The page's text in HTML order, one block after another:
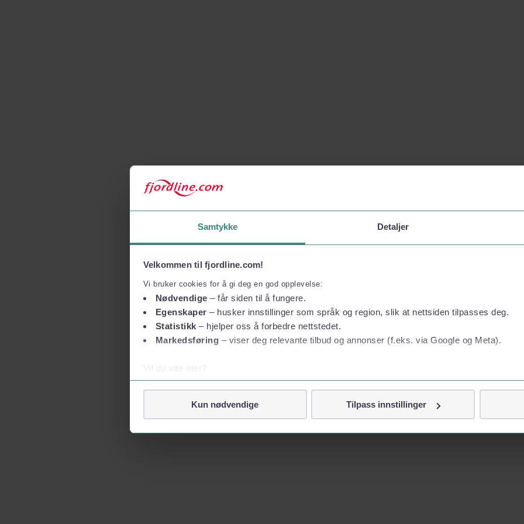
Samtykke Detaljer
Velkommen til fjordline.com!
Vi bruker cookies for å gi deg en god opplevelse:
Nødvendige – får siden til å fungere.
Egenskaper – husker innstillinger som språk og region, slik at nettsiden tilpasses deg.
Statistikk – hjelper oss å forbedre nettstedet.
Markedsføring – viser deg relevante tilbud og annonser (f.eks. via Google og Meta).
Vil du vite mer?
Om informasjonskapsler
Kun nødvendige Tilpass innstillinger